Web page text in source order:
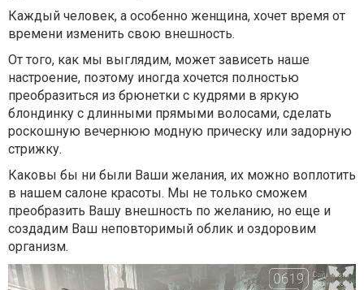
Каждый человек, а особенно женщина, хочет время от
времени изменить свою внешность.
От того, как мы выглядим, может зависеть наше
настроение, поэтому иногда хочется полностью
преобразиться из брюнетки с кудрями в яркую
блондинку с длинными прямыми волосами, сделать
роскошную вечернюю модную прическу или задорную
стрижку.
Каковы бы ни были Ваши желания, их можно воплотить
в нашем салоне красоты. Мы не только сможем
преобразить Вашу внешность по желанию, но еще и
создадим Ваш неповторимый облик и оздоровим
организм.